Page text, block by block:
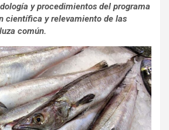
y procedimientos del programa
científica y relevamiento de las
común.